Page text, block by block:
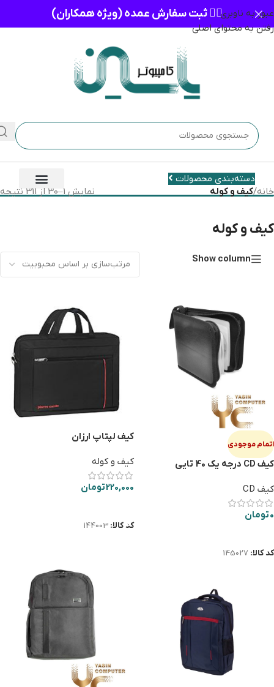
عبور به ناوبری
رفتن به محتوای اصلی
👈🏻 ثبت سفارش عمده (ویژه همکاران)
دسته‌بندی محصولات
خانه/کیف و کوله نمایش 1–30 از 311 نتیجه
کیف و کوله
Show column
اتمام موجودی
کیف CD درجه یک 40 تایی
کیف CD
0تومان
کد کالا: 145027
کیف لپتاپ ارزان
کیف و کوله
220,000تومان
کد کالا: 144003